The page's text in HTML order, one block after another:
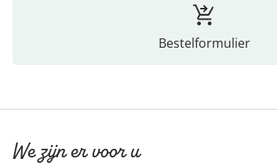
Bestelformulier
We zijn er voor u